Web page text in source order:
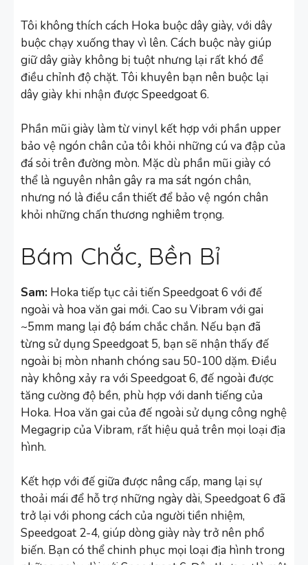
Tôi không thích cách Hoka buộc dây giày, với dây
buộc chạy xuống thay vì lên. Cách buộc này giúp
giữ dây giày không bị tuột nhưng lại rất khó để
điều chỉnh độ chặt. Tôi khuyên bạn nên buộc lại
dây giày khi nhận được Speedgoat 6.
Phần mũi giày làm từ vinyl kết hợp với phần upper
bảo vệ ngón chân của tôi khỏi những cú va đập của
đá sỏi trên đường mòn. Mặc dù phần mũi giày có
thể là nguyên nhân gây ra ma sát ngón chân,
nhưng nó là điều cần thiết để bảo vệ ngón chân
khỏi những chấn thương nghiêm trọng.
Bám Chắc, Bền Bỉ
Sam: Hoka tiếp tục cải tiến Speedgoat 6 với đế
ngoài và hoa văn gai mới. Cao su Vibram với gai
~5mm mang lại độ bám chắc chắn. Nếu bạn đã
từng sử dụng Speedgoat 5, bạn sẽ nhận thấy đế
ngoài bị mòn nhanh chóng sau 50-100 dặm. Điều
này không xảy ra với Speedgoat 6, đế ngoài được
tăng cường độ bền, phù hợp với danh tiếng của
Hoka. Hoa văn gai của đế ngoài sử dụng công nghệ
Megagrip của Vibram, rất hiệu quả trên mọi loại địa
hình.
Kết hợp với đế giữa được nâng cấp, mang lại sự
thoải mái để hỗ trợ những ngày dài, Speedgoat 6 đã
trở lại với phong cách của người tiền nhiệm,
Speedgoat 2-4, giúp dòng giày này trở nên phổ
biến. Bạn có thể chinh phục mọi loại địa hình trong